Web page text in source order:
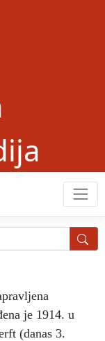
je 1914. u
(danas 3.